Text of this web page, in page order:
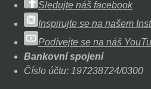
Sledujte náš facebook
Inspirujte se na našem
Podívejte se na náš
Bankovní spojení
Číslo účtu: 197238724/0300